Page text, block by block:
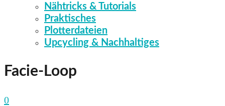
Nähtricks & Tutorials
Praktisches
Plotterdateien
Upcycling & Nachhaltiges
Facie-Loop
0